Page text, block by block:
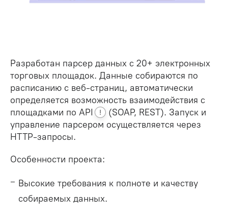
Разработан парсер данных с 20+ электронных
торговых площадок. Данные собираются по
расписанию с веб-страниц, автоматически
определяется возможность взаимодействия с
площадками по API !
(SOAP, REST). Запуск и
управление парсером осуществляется через
HTTP-запросы.
Особенности проекта:
Высокие требования к полноте и качеству
собираемых данных.